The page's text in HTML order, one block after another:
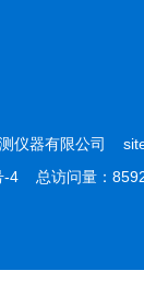
仪器有限公司
-4 总访问量：